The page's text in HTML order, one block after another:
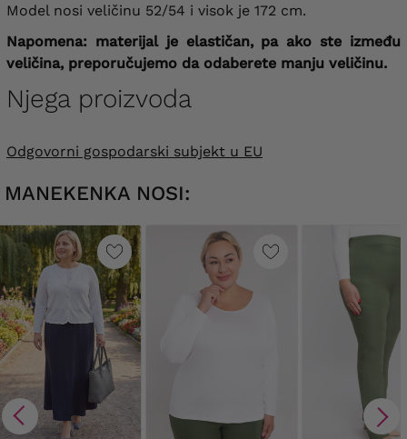
Model nosi veličinu 52/54 i visok je 172 cm.
Napomena: materijal je elastičan, pa ako ste između
veličina, preporučujemo da odaberete manju veličinu.
Njega proizvoda
Odgovorni gospodarski subjekt u EU
MANEKENKA NOSI: